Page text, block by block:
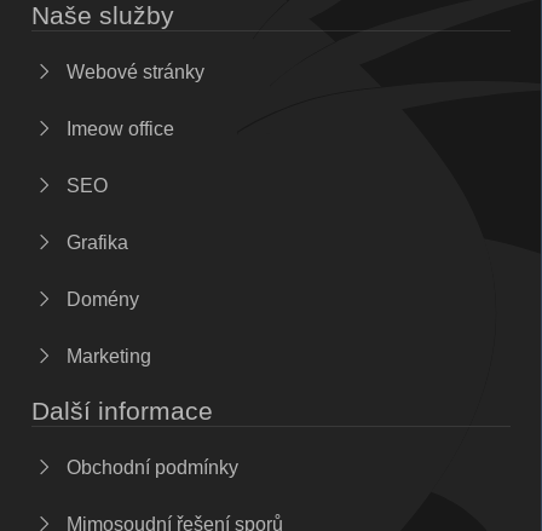
Naše služby
Webové stránky
Imeow office
SEO
Grafika
Domény
Marketing
Další informace
Obchodní podmínky
Mimosoudní řešení sporů